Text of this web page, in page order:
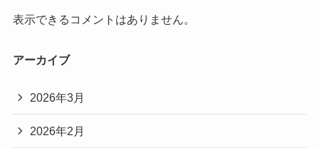
表示できるコメントはありません。
アーカイブ
2026年3月
2026年2月